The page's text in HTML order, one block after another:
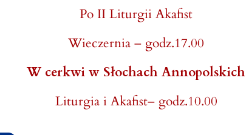
Po II Liturgii Akafist
Wieczernia – godz.17.00
W cerkwi w Słochach Annopolskich
Liturgia i Akafist– godz.10.00